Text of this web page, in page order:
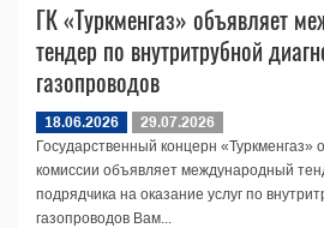
ГК «Туркменгаз» объявляет
тендер по внутритрубной
газопроводов
18.06.2026
29.07.2026
Государственный концерн «Туркменгаз»
комиссии объявляет международный
подрядчика на оказание услуг по
газопроводов Вам...